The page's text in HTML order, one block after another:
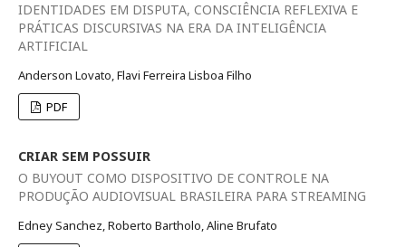
IDENTIDADES EM DISPUTA, CONSCIÊNCIA REFLEXIVA E
PRÁTICAS DISCURSIVAS NA ERA DA INTELIGÊNCIA
ARTIFICIAL
Anderson Lovato, Flavi Ferreira Lisboa Filho
PDF
CRIAR SEM POSSUIR
O BUYOUT COMO DISPOSITIVO DE CONTROLE NA
PRODUÇÃO AUDIOVISUAL BRASILEIRA PARA STREAMING
Edney Sanchez, Roberto Bartholo, Aline Brufato